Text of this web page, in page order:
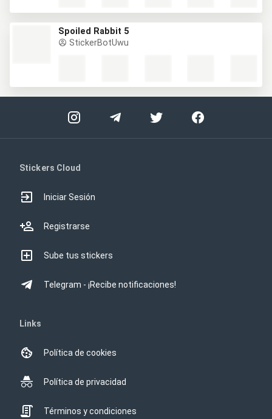
Spoiled Rabbit 5
StickerBotUwu
Stickers Cloud
Iniciar Sesión
Registrarse
Sube tus stickers
Telegram - ¡Recibe notificaciones!
Links
Política de cookies
Política de privacidad
Términos y condiciones